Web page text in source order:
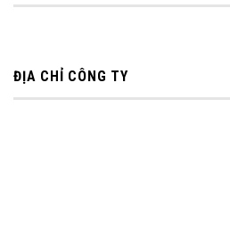
ĐỊA CHỈ CÔNG TY